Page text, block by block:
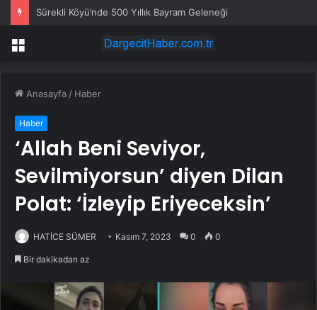
Sürekli Köyü’nde 500 Yıllık Bayram Geleneği
Menü
Anasayfa / Haber
Haber
‘Allah Beni Seviyor,
Sevilmiyorsun’ diyen Dilan
Polat: ‘İzleyip Eriyeceksin’
HATİCE SÜMER Kasım 7, 2023 0 0
Bir dakikadan az